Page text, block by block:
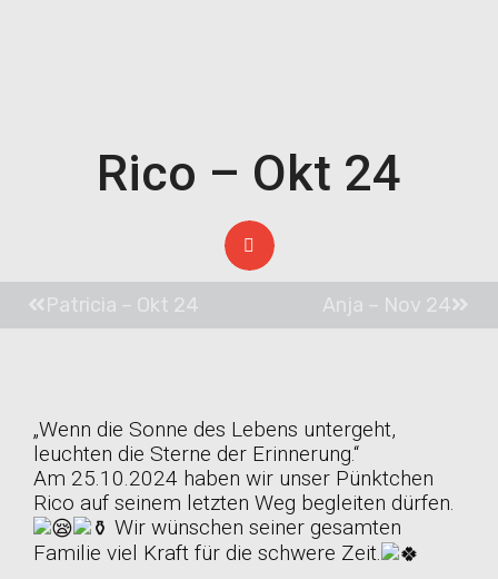
Rico – Okt 24
Patricia – Okt 24 Anja – Nov 24
„Wenn die Sonne des Lebens untergeht,
leuchten die Sterne der Erinnerung.“
Am 25.10.2024 haben wir unser Pünktchen
Rico auf seinem letzten Weg begleiten dürfen.
Wir wünschen seiner gesamten
Familie viel Kraft für die schwere Zeit.